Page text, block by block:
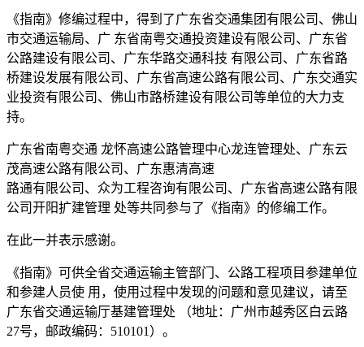
《指南》修编过程中，得到了广东省交通集团有限公司、佛山
市交通运输局、广 东省南粤交通投资建设有限公司、广东省
公路建设有限公司、广东华路交通科技 有限公司、广东省路
桥建设发展有限公司、广东省高速公路有限公司、广东交通实
业投资有限公司、佛山市路桥建设有限公司等单位的大力支
持。
广东省南粤交通 龙怀高速公路管理中心龙连管理处、广东云
茂高速公路有限公司、广东惠清高速
路通有限公司、众为工程咨询有限公司、广东省高速公路有限
公司开阳扩建管理 处等共同参与了《指南》的修编工作。
在此一并表示感谢。
《指南》可供全省交通运输主管部门、公路工程项目参建单位
和参建人员使 用，使用过程中发现的问题和意见建议，请至
广东省交通运输厅基建管理处 （地址：广州市越秀区白云路
27号，邮政编码：510101）。